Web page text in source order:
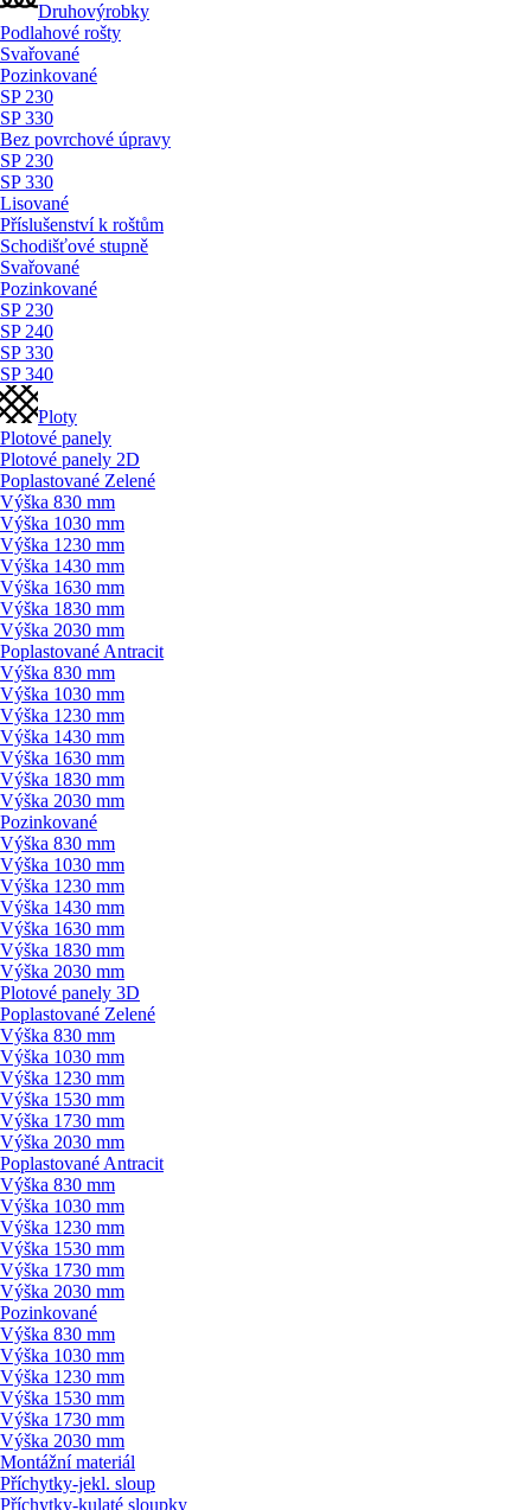
Druhovýrobky
Podlahové rošty
Svařované
Pozinkované
SP 230
SP 330
Bez povrchové úpravy
SP 230
SP 330
Lisované
Příslušenství k roštům
Schodišťové stupně
Svařované
Pozinkované
SP 230
SP 240
SP 330
SP 340
Ploty
Plotové panely
Plotové panely 2D
Poplastované Zelené
Výška 830 mm
Výška 1030 mm
Výška 1230 mm
Výška 1430 mm
Výška 1630 mm
Výška 1830 mm
Výška 2030 mm
Poplastované Antracit
Výška 830 mm
Výška 1030 mm
Výška 1230 mm
Výška 1430 mm
Výška 1630 mm
Výška 1830 mm
Výška 2030 mm
Pozinkované
Výška 830 mm
Výška 1030 mm
Výška 1230 mm
Výška 1430 mm
Výška 1630 mm
Výška 1830 mm
Výška 2030 mm
Plotové panely 3D
Poplastované Zelené
Výška 830 mm
Výška 1030 mm
Výška 1230 mm
Výška 1530 mm
Výška 1730 mm
Výška 2030 mm
Poplastované Antracit
Výška 830 mm
Výška 1030 mm
Výška 1230 mm
Výška 1530 mm
Výška 1730 mm
Výška 2030 mm
Pozinkované
Výška 830 mm
Výška 1030 mm
Výška 1230 mm
Výška 1530 mm
Výška 1730 mm
Výška 2030 mm
Montážní materiál
Příchytky-jekl. sloup
Příchytky-kulaté sloupky